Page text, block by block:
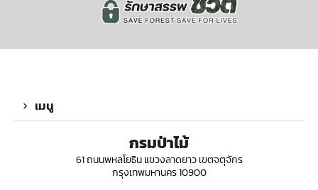
เมนู
กรมป่าไม้
61 ถนนพหลโยธิน แขวงลาดยาว เขตจตุจักร
กรุงเทพมหานคร 10900